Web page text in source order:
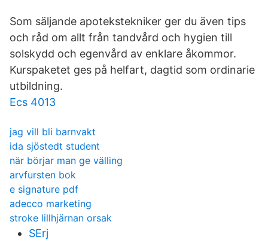
Som säljande apotekstekniker ger du även tips
och råd om allt från tandvård och hygien till
solskydd och egenvård av enklare åkommor.
Kurspaketet ges på helfart, dagtid som ordinarie
utbildning.
Ecs 4013
jag vill bli barnvakt
ida sjöstedt student
när börjar man ge välling
arvfursten bok
e signature pdf
adecco marketing
stroke lillhjärnan orsak
SErj